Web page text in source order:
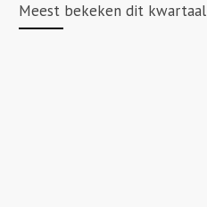
Meest bekeken dit kwartaal